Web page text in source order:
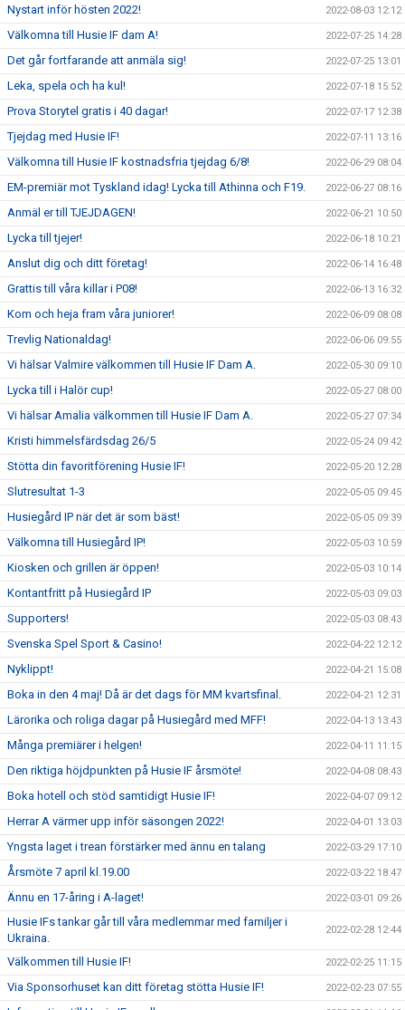
Nystart inför hösten 2022! 2022-08-03 12:12
Välkomna till Husie IF dam A! 2022-07-25 14:28
Det går fortfarande att anmäla sig! 2022-07-25 13:01
Leka, spela och ha kul! 2022-07-18 15:52
Prova Storytel gratis i 40 dagar! 2022-07-17 12:38
Tjejdag med Husie IF! 2022-07-11 13:16
Välkomna till Husie IF kostnadsfria tjejdag 6/8! 2022-06-29 08:04
EM-premiär mot Tyskland idag! Lycka till Athinna och F19. 2022-06-27 08:16
Anmäl er till TJEJDAGEN! 2022-06-21 10:50
Lycka till tjejer! 2022-06-18 10:21
Anslut dig och ditt företag! 2022-06-14 16:48
Grattis till våra killar i P08! 2022-06-13 16:32
Kom och heja fram våra juniorer! 2022-06-09 08:08
Trevlig Nationaldag! 2022-06-06 09:55
Vi hälsar Valmire välkommen till Husie IF Dam A. 2022-05-30 09:10
Lycka till i Halör cup! 2022-05-27 08:00
Vi hälsar Amalia välkommen till Husie IF Dam A. 2022-05-27 07:34
Kristi himmelsfärdsdag 26/5 2022-05-24 09:42
Stötta din favoritförening Husie IF! 2022-05-20 12:28
Slutresultat 1-3 2022-05-05 09:45
Husiegård IP när det är som bäst! 2022-05-05 09:39
Välkomna till Husiegård IP! 2022-05-03 10:59
Kiosken och grillen är öppen! 2022-05-03 10:14
Kontantfritt på Husiegård IP 2022-05-03 09:03
Supporters! 2022-05-03 08:43
Svenska Spel Sport & Casino! 2022-04-22 12:12
Nyklippt! 2022-04-21 15:08
Boka in den 4 maj! Då är det dags för MM kvartsfinal. 2022-04-21 12:31
Lärorika och roliga dagar på Husiegård med MFF! 2022-04-13 13:43
Många premiärer i helgen! 2022-04-11 11:15
Den riktiga höjdpunkten på Husie IF årsmöte! 2022-04-08 08:43
Boka hotell och stöd samtidigt Husie IF! 2022-04-07 09:12
Herrar A värmer upp inför säsongen 2022! 2022-04-01 13:03
Yngsta laget i trean förstärker med ännu en talang 2022-03-29 17:10
Årsmöte 7 april kl.19.00 2022-03-22 18:47
Ännu en 17-åring i A-laget! 2022-03-01 09:26
Husie IFs tankar går till våra medlemmar med familjer i
Ukraina.
2022-02-28 12:44
Välkommen till Husie IF! 2022-02-25 11:15
Via Sponsorhuset kan ditt företag stötta Husie IF! 2022-02-23 07:55